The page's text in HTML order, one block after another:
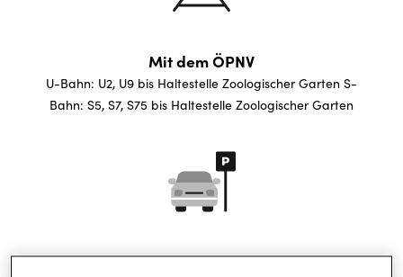
Mit dem ÖPNV
U-Bahn: U2, U9 bis Haltestelle Zoologischer Garten S-
Bahn: S5, S7, S75 bis Haltestelle Zoologischer Garten
Parken